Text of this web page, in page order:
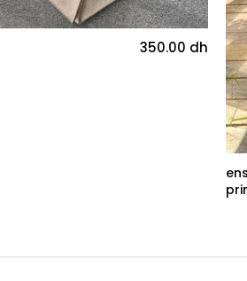
350.00 dh